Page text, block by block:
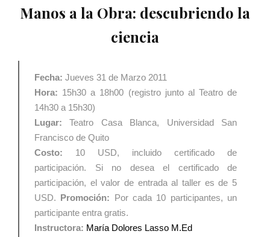
Manos a la Obra: descubriendo la
ciencia
Fecha: Jueves 31 de Marzo 2011
Hora: 15h30 a 18h00 (registro junto al Teatro de
14h30 a 15h30)
Lugar: Teatro Casa Blanca, Universidad San
Francisco de Quito
Costo: 10 USD, incluido certificado de
participación. Si no desea el certificado de
participación, el valor de entrada al taller es de 5
USD. Promoción: Por cada 10 participantes, un
participante entra gratis.
Instructora: María Dolores Lasso M.Ed